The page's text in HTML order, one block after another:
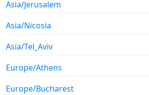
Asia/Jerusalem
Asia/Nicosia
Asia/Tel_Aviv
Europe/Athens
Europe/Bucharest